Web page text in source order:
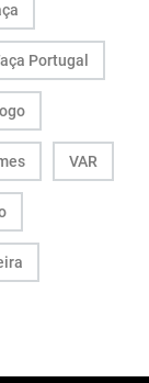
Portugal
VAR